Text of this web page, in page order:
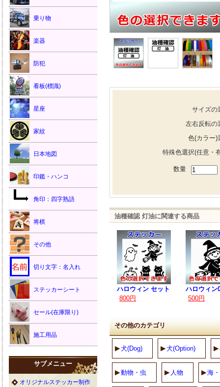
サイズの
左右反転の
色(カラー)
特殊色選択(任意・
数量
油種確認 灯油に関連する商品
ハロウィン セット
800円
ハロウィン
500円
その他のカテゴリ
犬(Dog) 犬(Option)
動物・虫 人物 海
乗り物
楽器
防犯
看板(標識)
星座
家紋
日本地図
印鑑・ハンコ
角印：四字熟語
将棋
その他
切り文字：名入れ
ステッカーシート
セール(在庫限り)
施工用品
サブメニュー
オリジナルステッカー制作